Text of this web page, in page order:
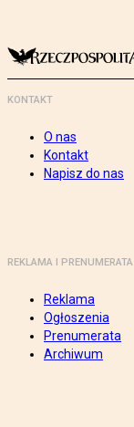
KONTAKT
O nas
Kontakt
Napisz do nas
REKLAMA I PRENUMERATA
Reklama
Ogłoszenia
Prenumerata
Archiwum